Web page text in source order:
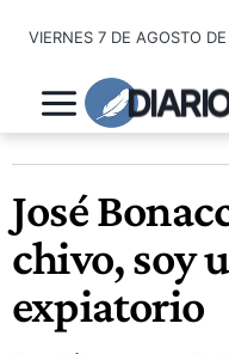
contenido
VIERNES 7 DE AGOSTO
José
chivo, soy
expiatorio